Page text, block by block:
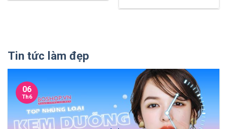
Tin tức làm đẹp
06
Th6